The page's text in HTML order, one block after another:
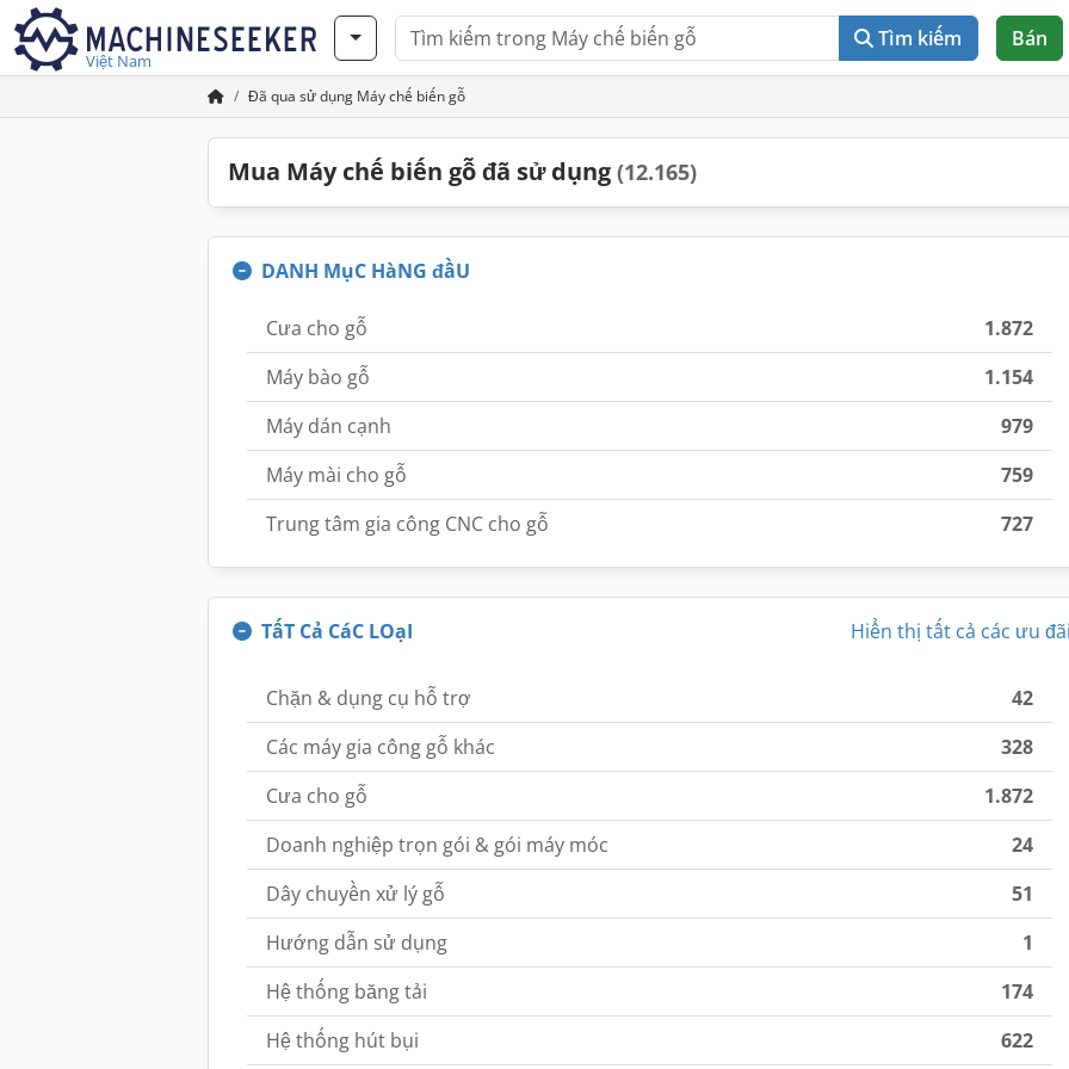
Việt Nam
Tìm kiếm Bán
Đã qua sử dụng Máy chế biến gỗ
Mua Máy chế biến gỗ đã sử dụng (12.165)
DANH MụC HàNG đầU
Cưa cho gỗ
1.872
Máy bào gỗ
1.154
Máy dán cạnh
979
Máy mài cho gỗ
759
Trung tâm gia công CNC cho gỗ
727
TấT Cả CáC LOạI Hiển thị tất cả các ưu
Chặn & dụng cụ hỗ trợ
42
Các máy gia công gỗ khác
328
Cưa cho gỗ
1.872
Doanh nghiệp trọn gói & gói máy móc
24
Dây chuyền xử lý gỗ
51
Hướng dẫn sử dụng
1
Hệ thống băng tải
174
Hệ thống hút bụi
622